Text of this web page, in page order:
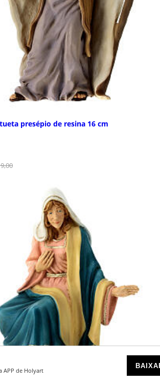
APP de Holyart
presépio de resina 16 cm